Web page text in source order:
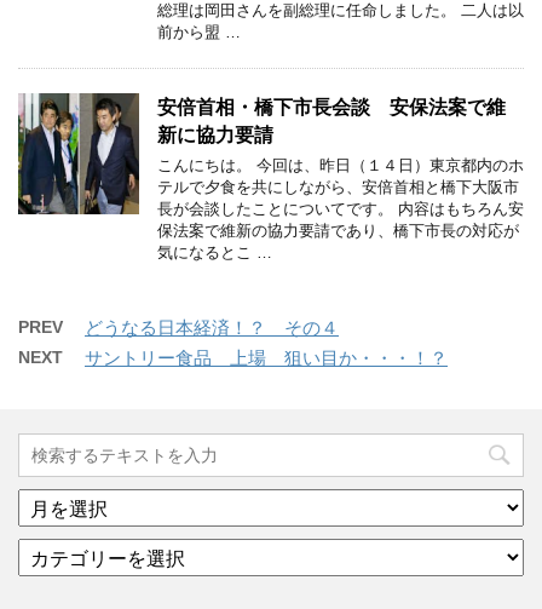
総理は岡田さんを副総理に任命しました。 二人は以
前から盟 …
安倍首相・橋下市長会談 安保法案で維
新に協力要請
こんにちは。 今回は、昨日（１４日）東京都内のホ
テルで夕食を共にしながら、安倍首相と橋下大阪市
長が会談したことについてです。 内容はもちろん安
保法案で維新の協力要請であり、橋下市長の対応が
気になるとこ …
PREV どうなる日本経済！？ その４
NEXT サントリー食品 上場 狙い目か・・・！？
ア
ー
イ
テ